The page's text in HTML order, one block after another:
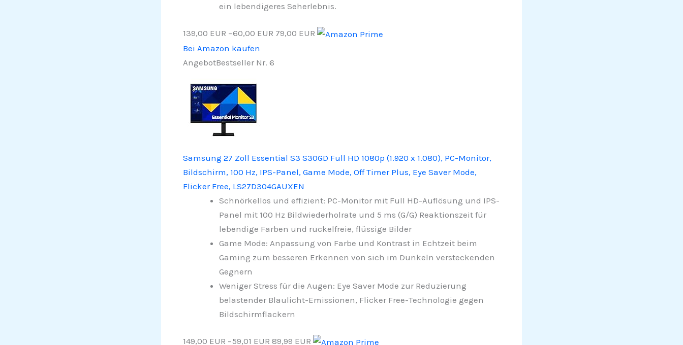
ein lebendigeres Seherlebnis.
139,00 EUR −60,00 EUR 79,00 EUR
Bei Amazon kaufen
AngebotBestseller Nr. 6
Samsung 27 Zoll Essential S3 S30GD Full HD 1080p (1.920 x 1.080), PC-Monitor,
Bildschirm, 100 Hz, IPS-Panel, Game Mode, Off Timer Plus, Eye Saver Mode,
Flicker Free, LS27D304GAUXEN
Schnörkellos und effizient: PC-Monitor mit Full HD-Auflösung und IPS-
Panel mit 100 Hz Bildwiederholrate und 5 ms (G/G) Reaktionszeit für
lebendige Farben und ruckelfreie, flüssige Bilder
Game Mode: Anpassung von Farbe und Kontrast in Echtzeit beim
Gaming zum besseren Erkennen von sich im Dunkeln versteckenden
Gegnern
Weniger Stress für die Augen: Eye Saver Mode zur Reduzierung
belastender Blaulicht-Emissionen, Flicker Free-Technologie gegen
Bildschirmflackern
149,00 EUR −59,01 EUR 89,99 EUR